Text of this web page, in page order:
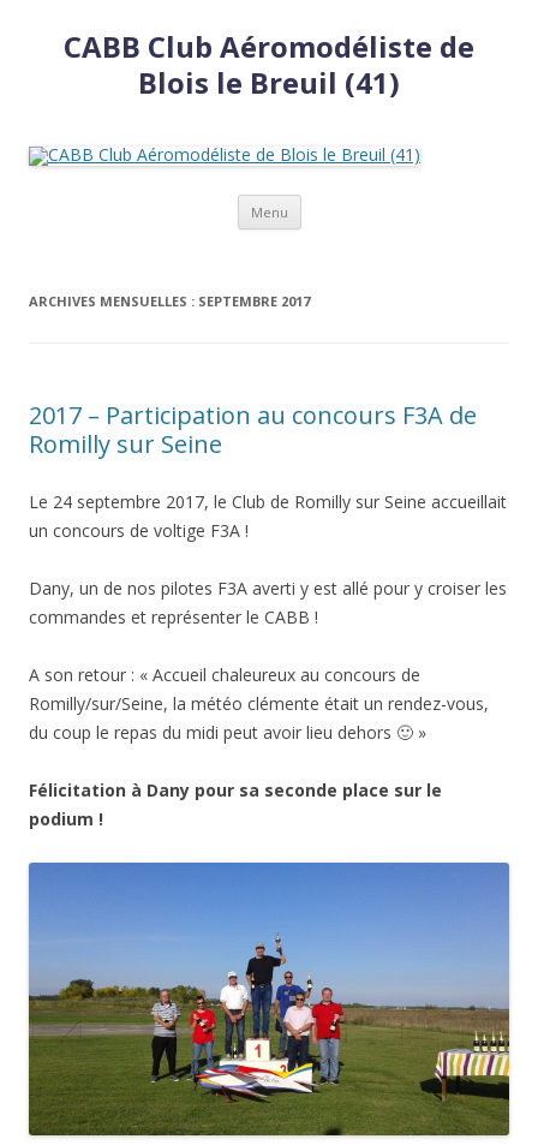
CABB Club Aéromodéliste de
Blois le Breuil (41)
Menu Aller
contenu
ARCHIVES MENSUELLES : SEPTEMBRE 2017
2017 – Participation au concours F3A de
Romilly sur Seine
Le 24 septembre 2017, le Club de Romilly sur Seine accueillait
un concours de voltige F3A !
Dany, un de nos pilotes F3A averti y est allé pour y croiser les
commandes et représenter le CABB !
A son retour : « Accueil chaleureux au concours de
Romilly/sur/Seine, la météo clémente était un rendez-vous,
du coup le repas du midi peut avoir lieu dehors 🙂 »
Félicitation à Dany pour sa seconde place sur le
podium !